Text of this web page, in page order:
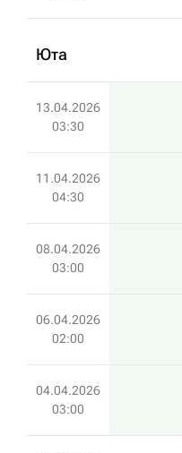
Юта
13.04.2026
03:30
11.04.2026
04:30
08.04.2026
03:00
06.04.2026
02:00
04.04.2026
03:00